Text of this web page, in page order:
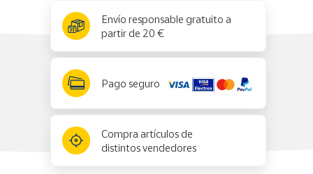
Envío responsable gratuito a
partir de 20 €
Pago seguro
Compra artículos de
distintos vendedores